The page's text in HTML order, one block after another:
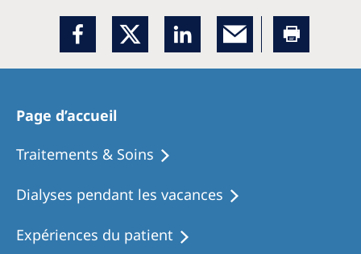
Page d’accueil
Traitements & Soins
Dialyses pendant les vacances
Expériences du patient